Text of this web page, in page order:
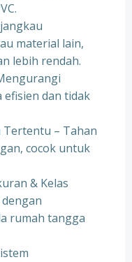
material lain,
lebih rendah.
efisien dan tidak
Tertentu – Tahan
cocok untuk
& Kelas
rumah tangga